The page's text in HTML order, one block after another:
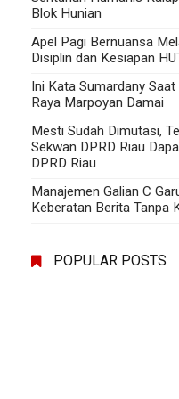
Blok Hunian
Apel Pagi Bernuansa
Disiplin dan Kesiapan
Ini Kata Sumardany
Raya Marpoyan Damai
Mesti Sudah Dimutasi,
Sekwan DPRD Riau
DPRD Riau
Manajemen Galian C
Keberatan Berita Tanpa
POPULAR POSTS